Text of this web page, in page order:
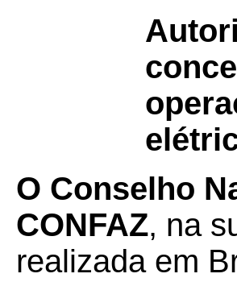
O Conselho
CONFAZ, na
realizada em